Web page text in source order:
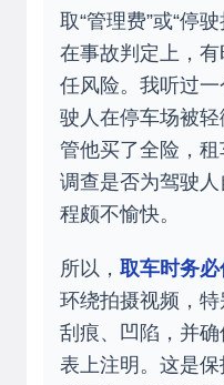
取“管理费”或“停
在事故判定上，
任风险。我听过
驶人在停车场被
管他买了全险，
调查是否为驾驶
程颇不愉快。
所以， 取车时务
环绕拍摄视频，
刮痕、凹陷，并
表上注明。这是